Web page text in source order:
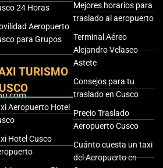
24 Horas
Aeropuerto
para Grupos
TURISMO
Aeropuerto Hotel
Hotel Cusco
Mejores horarios para
traslado al aeropuerto
Terminal Aéreo
Alejandro Velasco
Astete
Consejos para tu
traslado en Cusco
Precio Traslado
Aeropuerto Cusco
Cuánto cuesta un taxi
del Aeropuerto en